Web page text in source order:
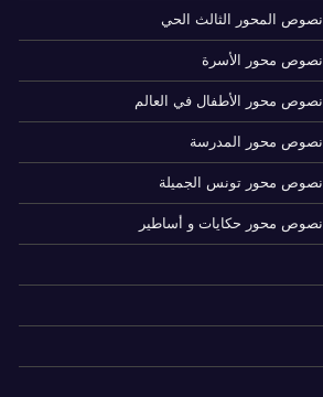
المحور الثالث الحي
محور الأسرة
محور الأطفال في العالم
محور المدرسة
محور تونس الجميلة
محور حكايات و أساطير